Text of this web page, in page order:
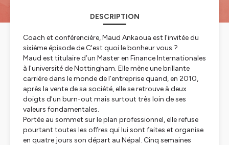
DESCRIPTION
Coach et conférencière, Maud Ankaoua est l'invitée du
sixième épisode de C'est quoi le bonheur vous ?
Maud est titulaire d’un Master en Finance Internationales
à l'université de Nottingham. Elle mène une brillante
carrière dans le monde de l’entreprise quand, en 2010,
après la vente de sa société, elle se retrouve à deux
doigts d'un burn-out mais surtout très loin de ses
valeurs fondamentales.
Portée au sommet sur le plan professionnel, elle refuse
pourtant toutes les offres qui lui sont faites et organise
en quatre jours son départ au Népal. Cinq semaines